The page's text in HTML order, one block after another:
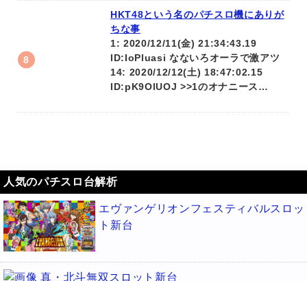
HKT48という名のパチスロ機にありが
ちな事
1: 2020/12/11(金) 21:34:43.19
ID:IoPluasi なないろオーラで激アツ
14: 2020/12/12(土) 18:47:02.15
ID:pK9OlUOJ >>1のオナニース…
人気のパチスロ台解析
エヴァンゲリオンフェスティバルスロッ
ト新台
真・北斗無双スロット新台